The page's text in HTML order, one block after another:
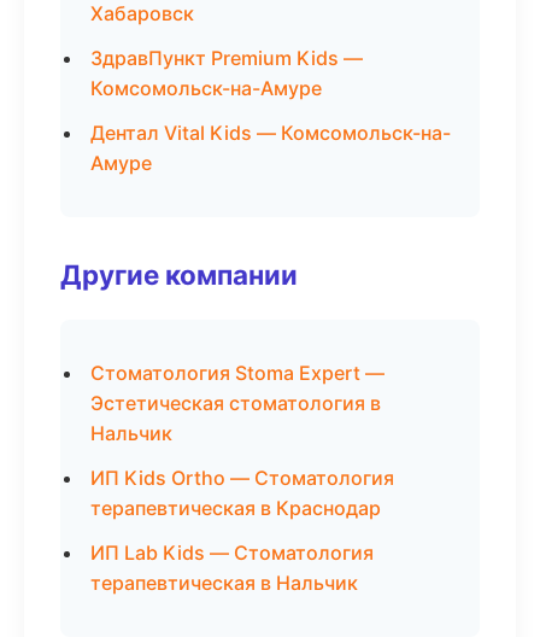
Хабаровск
ЗдравПункт Premium Kids —
Комсомольск-на-Амуре
Дентал Vital Kids — Комсомольск-на-
Амуре
Другие компании
Стоматология Stoma Expert —
Эстетическая стоматология в
Нальчик
ИП Kids Ortho — Стоматология
терапевтическая в Краснодар
ИП Lab Kids — Стоматология
терапевтическая в Нальчик